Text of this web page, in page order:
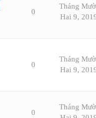
0
Tháng
Hai 9,
0
Tháng
Hai 9,
0
Tháng